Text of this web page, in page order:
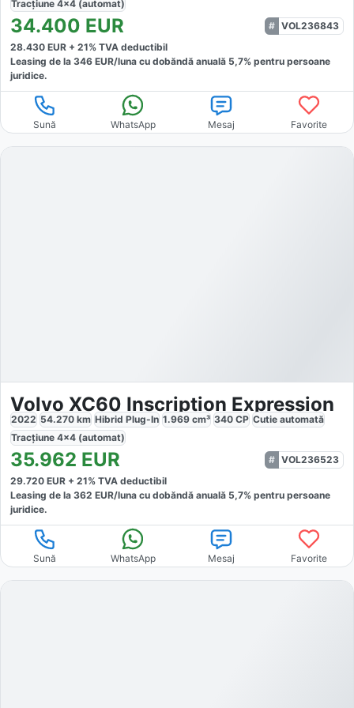
Tracțiune 4x4 (automat)
34.400 EUR
VOL236843
28.430 EUR + 21% TVA deductibil
Leasing de la 346 EUR/luna cu dobăndă anuală 5,7% pentru persoane
juridice.
Sună WhatsApp Mesaj Favorite
Volvo XC60 Inscription Expression
2022 54.270 km Hibrid Plug-In 1.969 cm³ 340 CP Cutie automată
Tracțiune 4x4 (automat)
35.962 EUR
VOL236523
29.720 EUR + 21% TVA deductibil
Leasing de la 362 EUR/luna cu dobăndă anuală 5,7% pentru persoane
juridice.
Sună WhatsApp Mesaj Favorite